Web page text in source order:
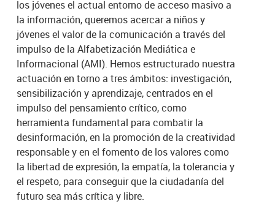
los jóvenes el actual entorno de acceso masivo a
la información, queremos acercar a niños y
jóvenes el valor de la comunicación a través del
impulso de la Alfabetización Mediática e
Informacional (AMI). Hemos estructurado nuestra
actuación en torno a tres ámbitos: investigación,
sensibilización y aprendizaje, centrados en el
impulso del pensamiento crítico, como
herramienta fundamental para combatir la
desinformación, en la promoción de la creatividad
responsable y en el fomento de los valores como
la libertad de expresión, la empatía, la tolerancia y
el respeto, para conseguir que la ciudadanía del
futuro sea más crítica y libre.